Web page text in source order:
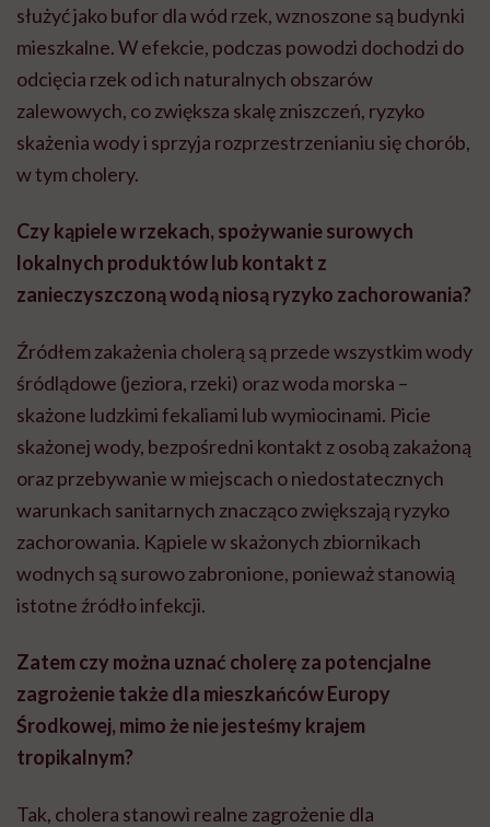
służyć jako bufor dla wód rzek, wznoszone są budynki
mieszkalne. W efekcie, podczas powodzi dochodzi do
odcięcia rzek od ich naturalnych obszarów
zalewowych, co zwiększa skalę zniszczeń, ryzyko
skażenia wody i sprzyja rozprzestrzenianiu się chorób,
w tym cholery.
Czy kąpiele w rzekach, spożywanie surowych
lokalnych produktów lub kontakt z
zanieczyszczoną wodą niosą ryzyko zachorowania?
Źródłem zakażenia cholerą są przede wszystkim wody
śródlądowe (jeziora, rzeki) oraz woda morska –
skażone ludzkimi fekaliami lub wymiocinami. Picie
skażonej wody, bezpośredni kontakt z osobą zakażoną
oraz przebywanie w miejscach o niedostatecznych
warunkach sanitarnych znacząco zwiększają ryzyko
zachorowania. Kąpiele w skażonych zbiornikach
wodnych są surowo zabronione, ponieważ stanowią
istotne źródło infekcji.
Zatem czy można uznać cholerę za potencjalne
zagrożenie także dla mieszkańców Europy
Środkowej, mimo że nie jesteśmy krajem
tropikalnym?
Tak, cholera stanowi realne zagrożenie dla